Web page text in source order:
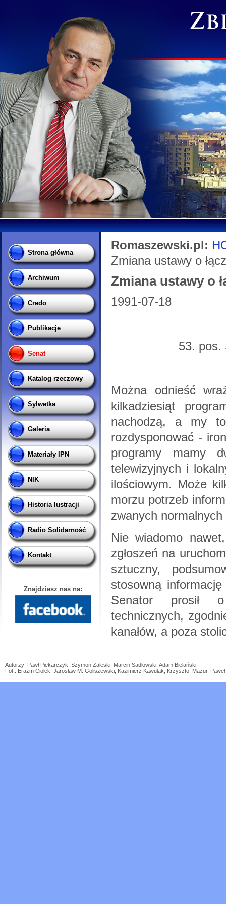
Strona główna
Archiwum
Credo
Publikacje
Senat
Katalog rzeczowy
Sylwetka
Galeria
Materiały IPN
NIK
Historia lustracji
Radio Solidarność
Kontakt
Znajdziesz nas na:
Romaszewski.pl:
Zmiana ustawy o
Zmiana ustawy o
1991-07-18
53. pos.
Można odnieść
kilkadziesiąt
nachodzą, a my to
rozdysponować -
programy mamy
telewizyjnych i
ilościowym. Może
morzu potrzeb
zwanych
Nie wiadomo
zgłoszeń na
sztuczny,
stosowną
Senator prosił o
technicznych,
kanałów, a poza
Autorzy: Pawł Piekarczyk, Szymon Zaleski, Marcin Sadłowski, Adam Bielański
Fot.: Erazm Ciołek, Jarosław M. Goliszewski, Kazimierz Kawulak, Krzysztof Mazur,